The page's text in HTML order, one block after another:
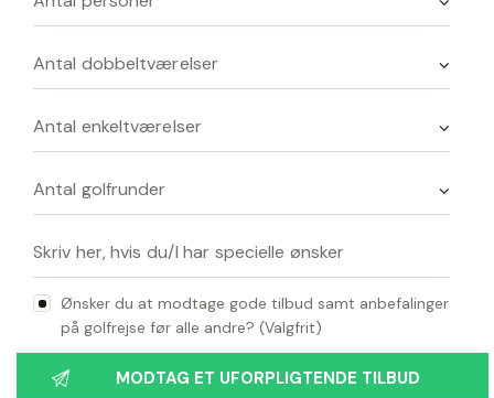
Ønsker du at modtage gode tilbud samt anbefalinger
på golfrejse før alle andre? (Valgfrit)